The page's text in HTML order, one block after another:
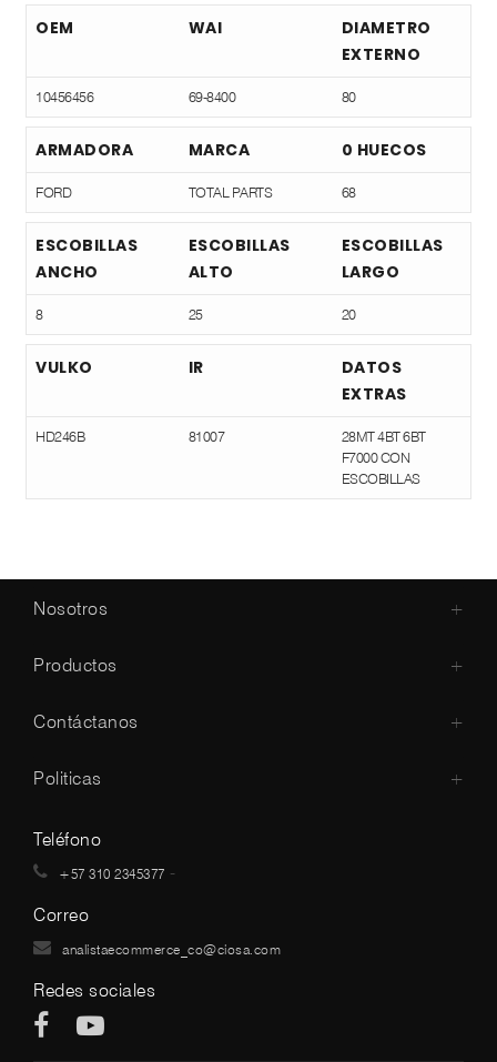
OEM WAI
DIAMETRO
EXTERNO
10456456 69-8400 80
ARMADORA MARCA 0 HUECOS
FORD TOTAL PARTS 68
ESCOBILLAS
ANCHO
ESCOBILLAS
ALTO
ESCOBILLAS
LARGO
8 25 20
VULKO IR
DATOS
EXTRAS
HD246B 81007
28MT 4BT 6BT
F7000 CON
ESCOBILLAS
Nosotros +
Productos +
Contáctanos +
Politicas +
Teléfono
+57 310 2345377 -
Correo
analistaecommerce_co@ciosa.com
Redes sociales